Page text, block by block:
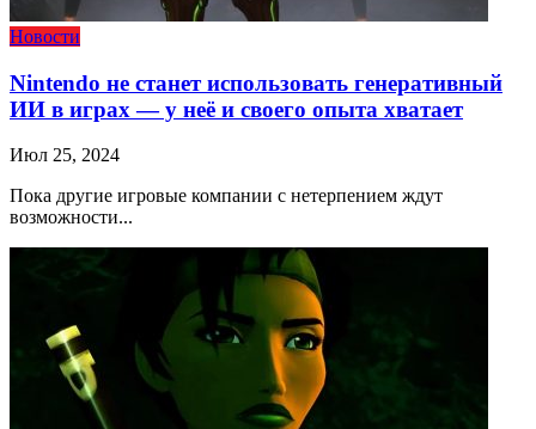
Новости
Nintendo не станет использовать генеративный
ИИ в играх — у неё и своего опыта хватает
Июл 25, 2024
Пока другие игровые компании с нетерпением ждут
возможности...